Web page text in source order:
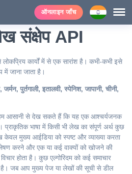
ऑनलाइन जाँच
संक्षेप API
कार्यों में से एक सारांश है। कभी-कभी इसे
में जाना जाता है।
पुर्तगाली, इतालवी, स्पेनिश, जापानी, चीनी,
आसानी से देख सकते हैं कि यह एक आश्चर्यजनक
भाषा में किसी भी लेख का संपूर्ण अर्थ कुछ
केवल मुख्य आईडिया को स्पष्ट और व्याख्या करता
करने और एक या कई वाक्यों को खोजने की
होता है। कुछ एल्गोरिदम को कई समाचार
है। जब आप मुख्य पेज या लेखों की सूची से डील